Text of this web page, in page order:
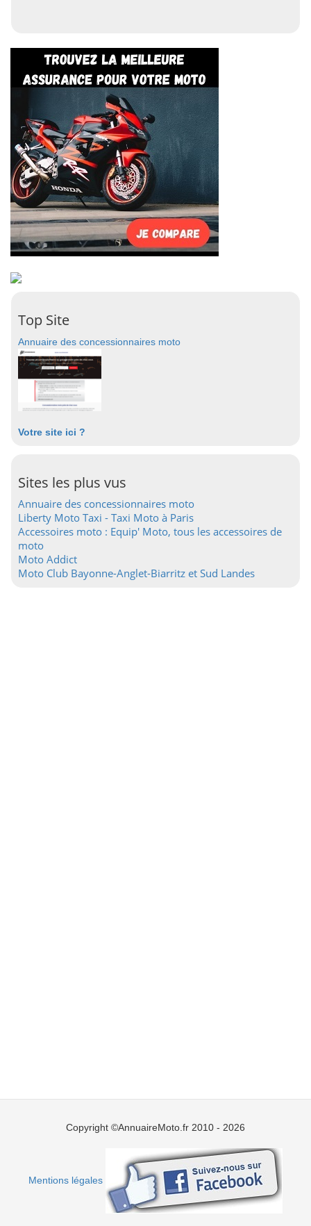
Top Site
Annuaire des concessionnaires moto
Votre site ici ?
Sites les plus vus
Annuaire des concessionnaires moto
Liberty Moto Taxi - Taxi Moto à Paris
Accessoires moto : Equip' Moto, tous les accessoires de
moto
Moto Addict
Moto Club Bayonne-Anglet-Biarritz et Sud Landes
Copyright ©AnnuaireMoto.fr 2010 - 2026
Mentions légales